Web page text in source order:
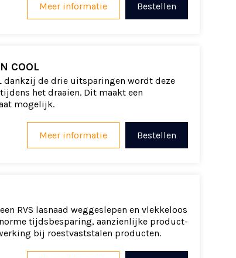
Bestellen
Meer informatie
COOL
dankzij de drie uitsparingen wordt deze
het draaien. Dit maakt een
mogelijk.
Bestellen
Meer informatie
RVS lasnaad weggeslepen en vlekkeloos
tijdsbesparing, aanzienlijke product-
bij roestvaststalen producten.